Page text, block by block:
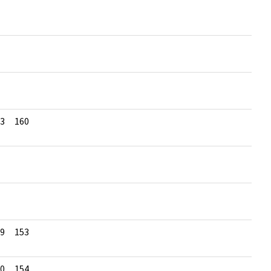
160
153
154